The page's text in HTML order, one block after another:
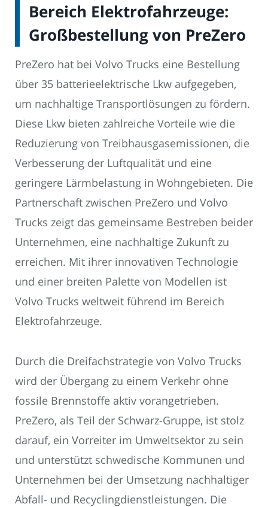
Bereich Elektrofahrzeuge:
Großbestellung von PreZero
PreZero hat bei Volvo Trucks eine Bestellung
über 35 batterieelektrische Lkw aufgegeben,
um nachhaltige Transportlösungen zu fördern.
Diese Lkw bieten zahlreiche Vorteile wie die
Reduzierung von Treibhausgasemissionen, die
Verbesserung der Luftqualität und eine
geringere Lärmbelastung in Wohngebieten. Die
Partnerschaft zwischen PreZero und Volvo
Trucks zeigt das gemeinsame Bestreben beider
Unternehmen, eine nachhaltige Zukunft zu
erreichen. Mit ihrer innovativen Technologie
und einer breiten Palette von Modellen ist
Volvo Trucks weltweit führend im Bereich
Elektrofahrzeuge.
Durch die Dreifachstrategie von Volvo Trucks
wird der Übergang zu einem Verkehr ohne
fossile Brennstoffe aktiv vorangetrieben.
PreZero, als Teil der Schwarz-Gruppe, ist stolz
darauf, ein Vorreiter im Umweltsektor zu sein
und unterstützt schwedische Kommunen und
Unternehmen bei der Umsetzung nachhaltiger
Abfall- und Recyclingdienstleistungen. Die